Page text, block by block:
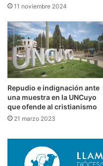
11 noviembre 2024
Repudio e indignación ante
una muestra en la UNCuyo
que ofende al cristianismo
21 marzo 2023